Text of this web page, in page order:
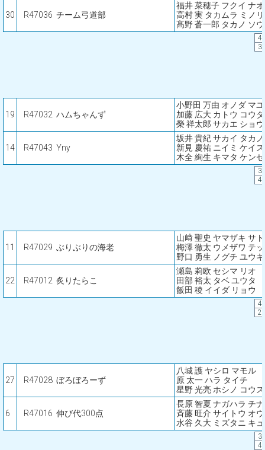
30 R47036 チーム弓道部
福井 菜穂子 フクイ ナ
高村 実 タカムラ ミノリ
髙野 蒼一郎 タカノ ソ
19 R47032 ハムちゃんず
小野田 万由 オノダ マユ
加藤 広大 カトウ コウタ
榮 祥太郎 サカエ ショ
14 R47043 Yny
坂井 貴紀 サカイ タカ
新見 慶祐 ニイミ ケイ
木全 絢生 キマタ ケン
11 R47029 ぶりぶりの海老
山﨑 聖史 ヤマザキ サ
梅澤 徹太 ウメザワ テ
野口 勇生 ノグチ ユウキ
22 R47012 炙りたらこ
瀬島 莉欧 セシマ リオ
田部 裕太 タベ ユウタ
飯田 稜 イイダ リョウ
27 R47028 ぼろぼろーず
八城 護 ヤシロ マモル
原 太一 ハラ タイチ
星野 光亮 ホシノ コウ
6 R47016 伸び代300点
長原 智夏 ナガハラ チ
斉藤 旺介 サイトウ オ
水谷 久大 ミズタニ キ